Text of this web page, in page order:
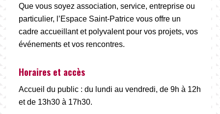
Que vous soyez association, service, entreprise ou
particulier, l’Espace Saint-Patrice vous offre un
cadre accueillant et polyvalent pour vos projets, vos
événements et vos rencontres.
Horaires et accès
Accueil du public : du lundi au vendredi, de 9h à 12h
et de 13h30 à 17h30.